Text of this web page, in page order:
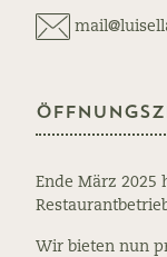
bis
Ende März 2025
Wir bieten nun